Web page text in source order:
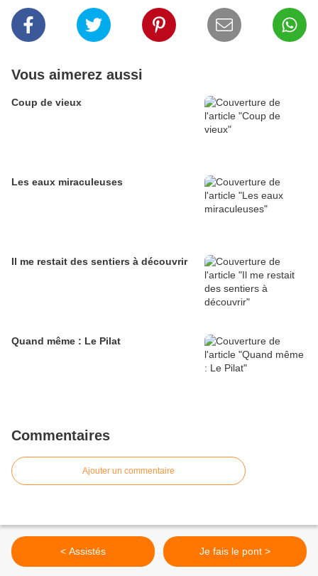
Vous aimerez aussi
Coup de vieux
Les eaux miraculeuses
Il me restait des sentiers à découvrir
Quand même : Le Pilat
Commentaires
Ajouter un commentaire
< Assistés Je fais le pont >